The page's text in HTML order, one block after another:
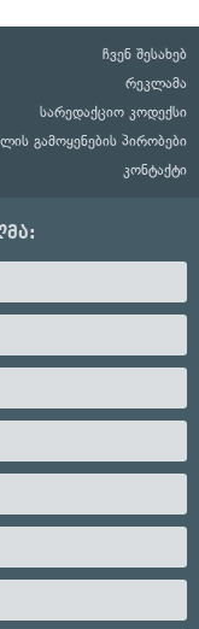
ჩვენ შესახებ
რეკლამა
სარედაქციო კოდექსი
გამოყენების პირობები
კონტაქტი